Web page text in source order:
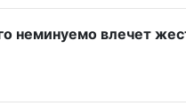
неминуемо влечет